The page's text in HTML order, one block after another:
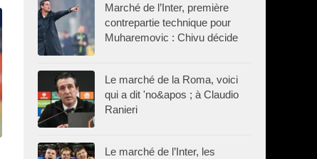
Marché de l’Inter, première
contrepartie technique pour
Muharemovic : Chivu décide
Le marché de la Roma, voici
qui a dit 'no&apos ; à Claudio
Ranieri
Le marché de l’Inter, les